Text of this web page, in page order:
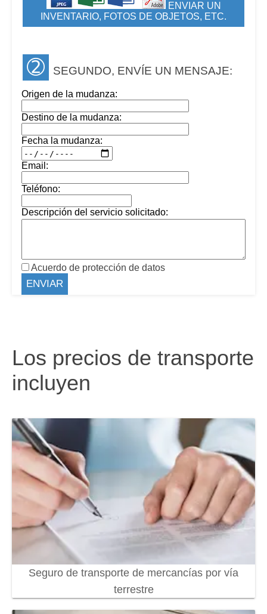
ENVIAR UN
INVENTARIO, FOTOS DE OBJETOS, ETC.
➁ SEGUNDO, ENVÍE UN MENSAJE:
Origen de la mudanza:
Destino de la mudanza:
Fecha la mudanza:
Email:
Teléfono:
Descripción del servicio solicitado:
Acuerdo de protección de datos
Los precios de transporte
incluyen
Seguro de transporte de mercancías por vía
terrestre